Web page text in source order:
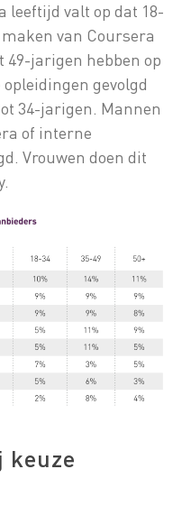
leeftijd valt op dat 18-
van Coursera
49-jarigen hebben op
gevolgd
34-jarigen. Mannen
of interne
Vrouwen doen dit